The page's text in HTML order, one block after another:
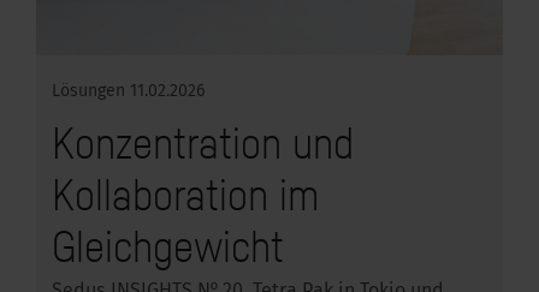
Lösungen 11.02.2026
Konzentration und
Kollaboration im
Gleichgewicht